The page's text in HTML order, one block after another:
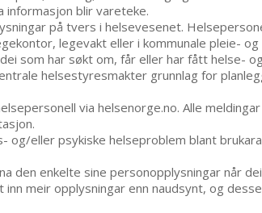
informasjon blir vareteke.
på tvers i helsevesenet.
legevakt eller i kommunale pleie-
som har søkt om, får eller har fått helse-
helsestyresmakter grunnlag for
via helsenorge.no. Alle
eller psykiske helseproblem blant
den enkelte sine personopplysningar når
meir opplysningar enn naudsynt, og